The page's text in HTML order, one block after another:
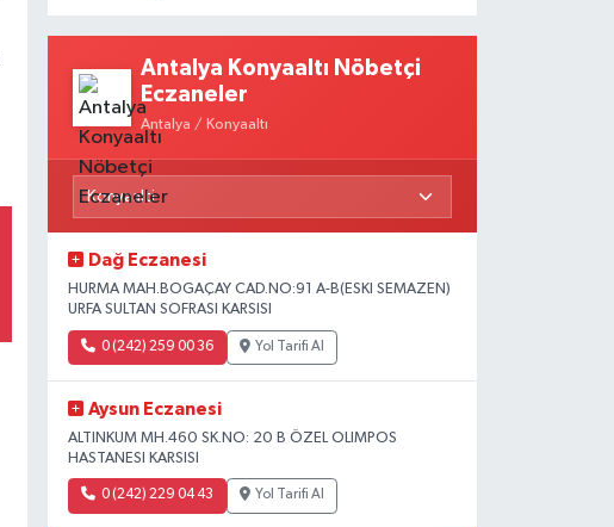
Antalya Konyaaltı Nöbetçi
Eczaneler
Antalya / Konyaaltı
Dağ Eczanesi
HURMA MAH.BOGAÇAY CAD.NO:91 A-B(ESKI SEMAZEN)
URFA SULTAN SOFRASI KARSISI
0 (242) 259 00 36 Yol Tarifi Al
Aysun Eczanesi
ALTINKUM MH.460 SK.NO: 20 B ÖZEL OLIMPOS
HASTANESI KARSISI
0 (242) 229 04 43 Yol Tarifi Al